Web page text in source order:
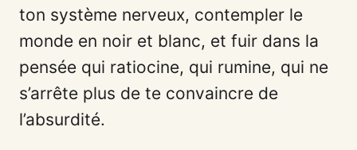
ton système nerveux, contempler le
monde en noir et blanc, et fuir dans la
pensée qui ratiocine, qui rumine, qui ne
s’arrête plus de te convaincre de
l’absurdité.